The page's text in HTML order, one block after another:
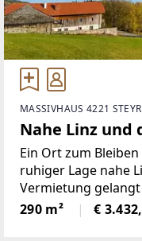
MASSIVHAUS 4221
Nahe Linz und
Ein Ort zum
ruhiger Lage nahe
Vermietung
mit einer
drei Ebenen. Die
290 m² €